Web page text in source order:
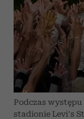
Podczas
stadionie Levi’s